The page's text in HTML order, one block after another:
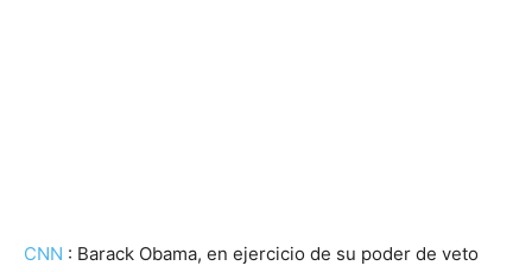
CNN : Barack Obama, en ejercicio de su poder de veto